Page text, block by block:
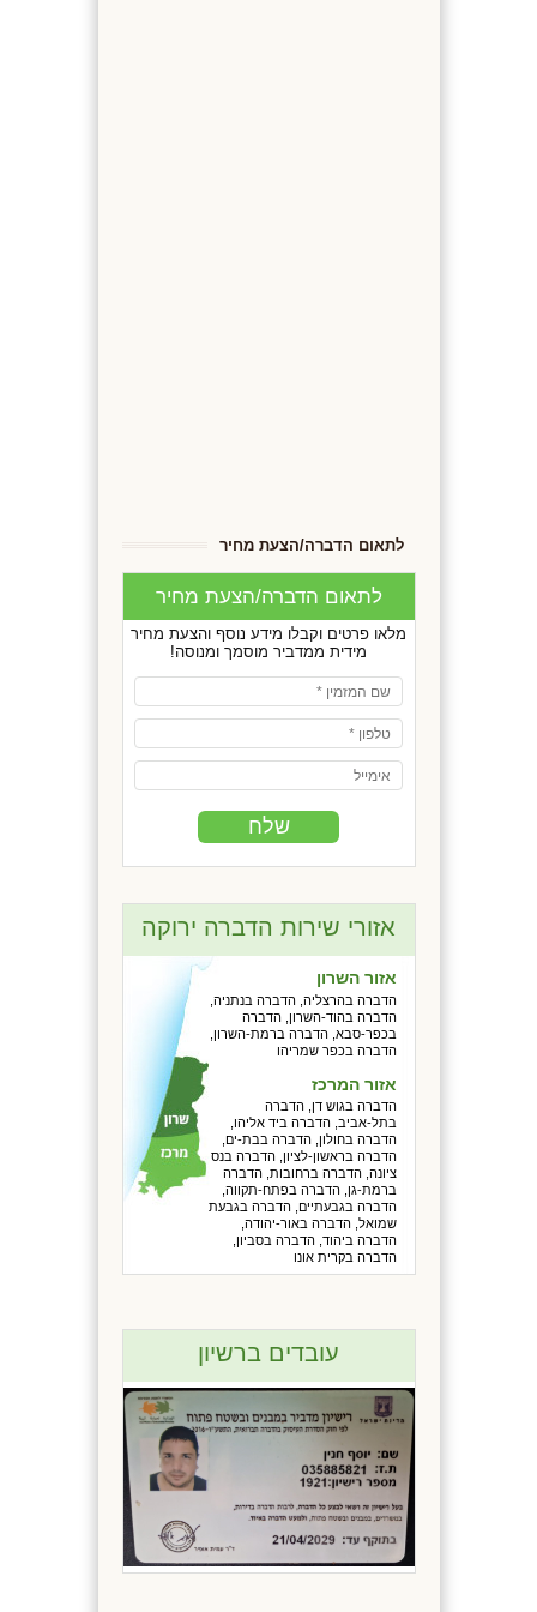
לתאום הדברה/הצעת מחיר
לתאום הדברה/הצעת מחיר
מלאו פרטים וקבלו מידע נוסף והצעת מחיר
מידית ממדביר מוסמך ומנוסה!
אזורי שירות הדברה ירוקה
אזור השרון
הדברה בהרצליה, הדברה בנתניה,
הדברה בהוד-השרון, הדברה
בכפר-סבא, הדברה ברמת-השרון,
הדברה בכפר שמריהו
אזור המרכז
הדברה בגוש דן, הדברה
בתל-אביב, הדברה ביד אליהו,
הדברה בחולון, הדברה בבת-ים,
הדברה בראשון-לציון, הדברה בנס
ציונה, הדברה ברחובות, הדברה
ברמת-גן, הדברה בפתח-תקווה,
הדברה בגבעתיים, הדברה בגבעת
שמואל, הדברה באור-יהודה,
הדברה ביהוד, הדברה בסביון,
הדברה בקרית אונו
עובדים ברשיון